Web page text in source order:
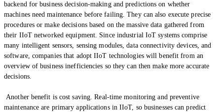
backend for business decision-making and predictions on whether
machines need maintenance before failing. They can also execute precise
procedures or make decisions based on the massive data gathered from
their IIoT networked equipment. Since industrial IoT systems comprise
many intelligent sensors, sensing modules, data connectivity devices, and
software, companies that adopt IIoT technologies will benefit from an
overview of business inefficiencies so they can then make more accurate
decisions.
Another benefit is cost saving. Real-time monitoring and preventive
maintenance are primary applications in IIoT, so businesses can predict